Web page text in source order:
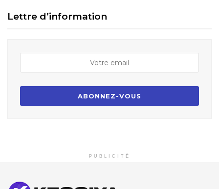
Lettre d’information
PUBLICITÉ